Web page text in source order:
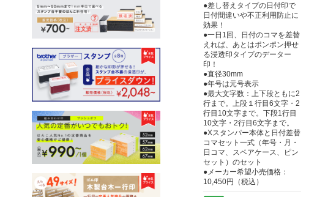
●差し替えタイプの日付印で
日付間違いや不正利用防止に
効果！
●一日1回、日付のコマを差替
えれば、あとはポンポン押せ
る浸透印タイプのデーター
印！
●直径30mm
●年号は元号表示
●最大文字数：上下段ともに2
行まで。上段１行目6文字・2
行目10文字まで。下段1行目
10文字・2行目6文字まで。
●Xスタンパー本体と日付差替
コマセット一式（年号・月・
日コマ、スペアケース、ピン
セット）のセット
●メーカー希望小売価格：
10,450円（税込）